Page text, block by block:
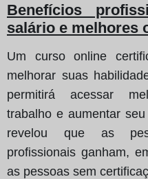
Benefícios
salário e melhores
Um curso online
melhorar suas
permitirá acessar
trabalho e aumentar
revelou que as
profissionais ganham,
as pessoas sem